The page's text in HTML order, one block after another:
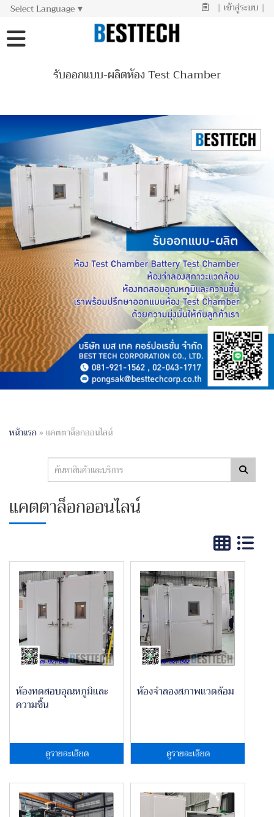
Select Language ▼ | เข้าสู่ระบบ |
รับออกแบบ-ผลิตห้อง Test Chamber
หน้าแรก» แคตตาล็อกออนไลน์
แคตตาล็อกออนไลน์
ห้องทดสอบอุณหภูมิและ
ความชื้น
ดูรายละเอียด
ห้องจำลองสภาพแวดล้อม
ดูรายละเอียด